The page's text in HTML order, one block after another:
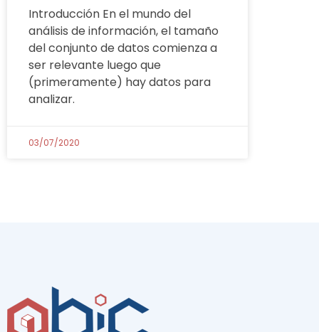
Introducción En el mundo del
análisis de información, el tamaño
del conjunto de datos comienza a
ser relevante luego que
(primeramente) hay datos para
analizar.
03/07/2020